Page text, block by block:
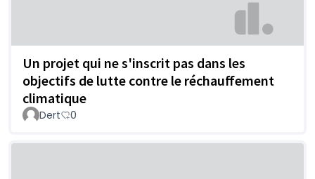
Un projet qui ne s'inscrit pas dans les
objectifs de lutte contre le réchauffement
climatique
Dert 0